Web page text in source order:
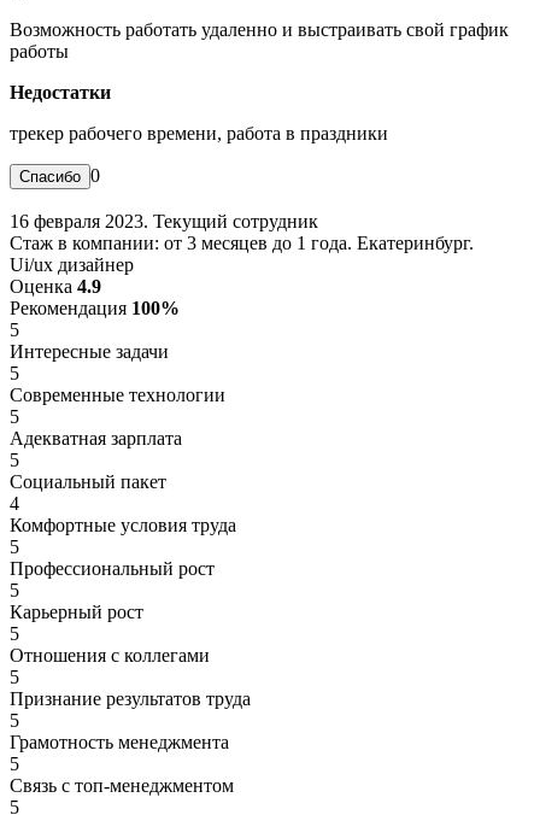
Возможность работать удаленно и выстраивать свой график
работы
Недостатки
трекер рабочего времени, работа в праздники
0
16 февраля 2023. Текущий сотрудник
Стаж в компании: от 3 месяцев до 1 года. Екатеринбург.
Ui/ux дизайнер
Оценка 4.9
Рекомендация 100%
5
Интересные задачи
5
Современные технологии
5
Адекватная зарплата
5
Социальный пакет
4
Комфортные условия труда
5
Профессиональный рост
5
Карьерный рост
5
Отношения с коллегами
5
Признание результатов труда
5
Грамотность менеджмента
5
Связь с топ-менеджментом
5